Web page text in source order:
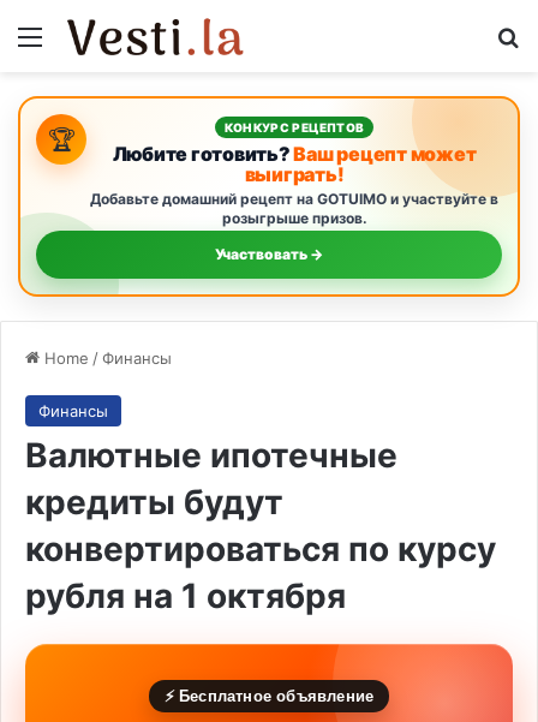
Menu
🏆 КОНКУРС РЕЦЕПТОВ
Любите готовить?Ваш рецепт может
выиграть!
Добавьте домашний рецепт на GOTUIMO и участвуйте в
розыгрыше призов.
Участвовать →
Home /Финансы
Финансы
Валютные ипотечные
кредиты будут
конвертироваться по курсу
рубля на 1 октября
⚡ Бесплатное объявление